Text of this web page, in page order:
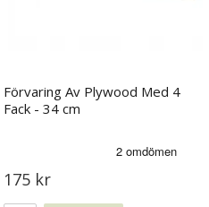
Förvaring Av Plywood Med 4
Fack - 34 cm
175 kr